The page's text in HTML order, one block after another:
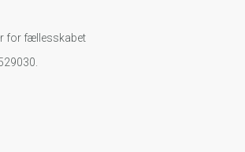
for fællesskabet